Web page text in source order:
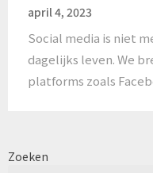
april 4, 2023
Social media is niet
dagelijks leven. We
platforms zoals
Zoeken